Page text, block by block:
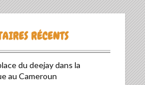
RÉCENTS
du deejay dans la
au Cameroun